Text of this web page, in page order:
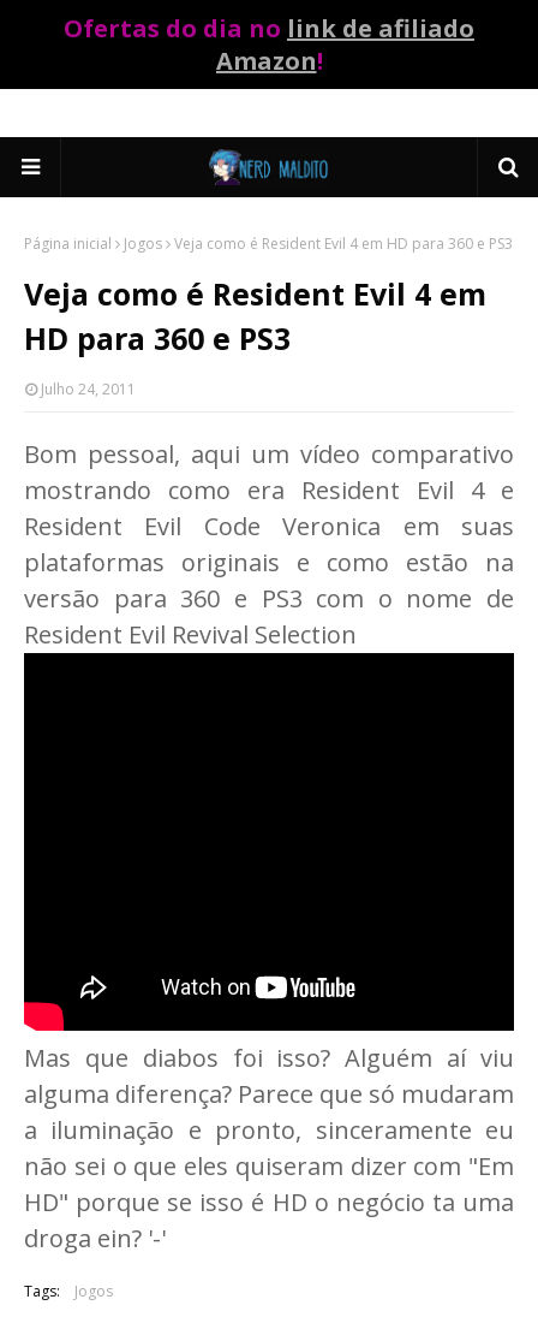
Ofertas do dia no link de afiliado
Amazon!
Página inicial Jogos Veja como é Resident Evil 4 em HD para 360 e PS3
Veja como é Resident Evil 4 em
HD para 360 e PS3
Julho 24, 2011
Bom pessoal, aqui um vídeo comparativo
mostrando como era Resident Evil 4 e
Resident Evil Code Veronica em suas
plataformas originais e como estão na
versão para 360 e PS3 com o nome de
Resident Evil Revival Selection
Mas que diabos foi isso? Alguém aí viu
alguma diferença? Parece que só mudaram
a iluminação e pronto, sinceramente eu
não sei o que eles quiseram dizer com "Em
HD" porque se isso é HD o negócio ta uma
droga ein? '-'
Tags: Jogos